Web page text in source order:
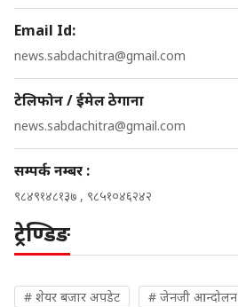
Email Id:
news.sabdachitra@gmail.com
टेलिफोन / ईमेल ठेगाना
news.sabdachitra@gmail.com
सम्पर्क नम्बर :
९८४९१४८१३७ , ९८५१०४६२४२
ट्रेण्डिङ
# शेयर बजार अपडेट # जेनजी आन्दोलन